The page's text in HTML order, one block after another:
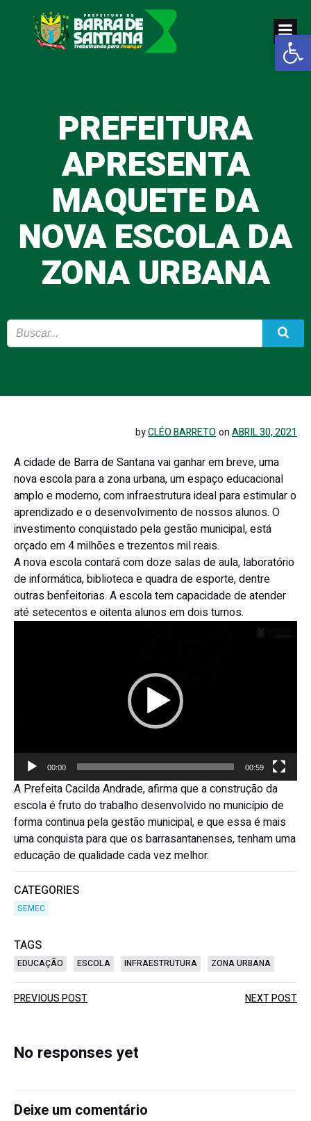
Abrir
Pular
para
o
conteúdo
PREFEITURA
APRESENTA
MAQUETE DA
NOVA ESCOLA DA
ZONA URBANA
byCLÉO BARRETOonABRIL 30, 2021
A cidade de Barra de Santana vai ganhar em breve, uma
nova escola para a zona urbana, um espaço educacional
amplo e moderno, com infraestrutura ideal para estimular o
aprendizado e o desenvolvimento de nossos alunos. O
investimento conquistado pela gestão municipal, está
orçado em 4 milhões e trezentos mil reais.
A nova escola contará com doze salas de aula, laboratório
de informática, biblioteca e quadra de esporte, dentre
outras benfeitorias. A escola tem capacidade de atender
até setecentos e oitenta alunos em dois turnos.
00:00 00:59
A Prefeita Cacilda Andrade, afirma que a construção da
escola é fruto do trabalho desenvolvido no município de
forma continua pela gestão municipal, e que essa é mais
uma conquista para que os barrasantanenses, tenham uma
educação de qualidade cada vez melhor.
CATEGORIES
SEMEC
TAGS
EDUCAÇÃO ESCOLA INFRAESTRUTURA ZONA URBANA
Post
navigation
PREVIOUS POST NEXT POST
No responses yet
Deixe um comentário